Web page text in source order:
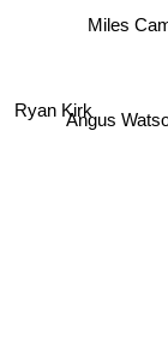
Miles
Angus
Ryan Kirk